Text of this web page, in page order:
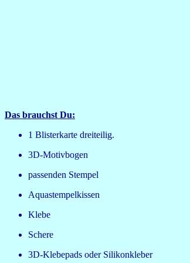
Das brauchst Du:
1 Blisterkarte dreiteilig.
3D-Motivbogen
passenden Stempel
Aquastempelkissen
Klebe
Schere
3D-Klebepads oder Silikonkleber